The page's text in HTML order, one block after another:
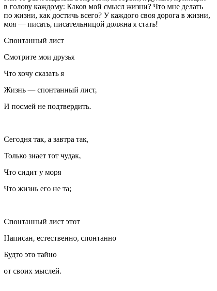
в голову каждому: Каков мой смысл жизни? Что мне делать
по жизни, как достичь всего? У каждого своя дорога в жизни,
моя — писать, писательницой должна я стать!
Спонтанный лист
Смотрите мои друзья
Что хочу сказать я
Жизнь — спонтанный лист,
И посмей не подтвердить.
Сегодня так, а завтра так,
Только знает тот чудак,
Что сидит у моря
Что жизнь его не та;
Спонтанный лист этот
Написан, естественно, спонтанно
Будто это тайно
от своих мыслей.